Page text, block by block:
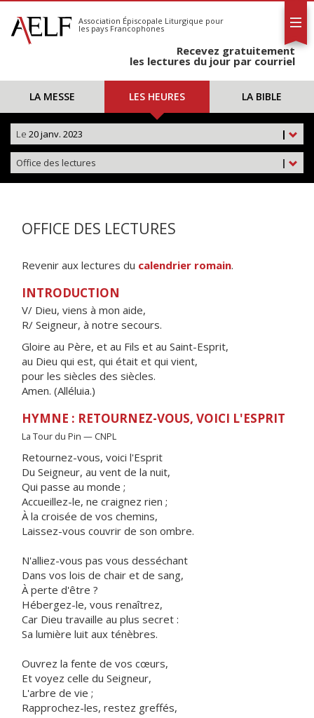
S'abonner
Calendrier
Association Épiscopale Liturgique pour
les pays Francophones
Recevez gratuitement
les lectures du jour par courriel
LA MESSE LES HEURES LA BIBLE
|
Le 20 janv. 2023
|
Office des lectures
OFFICE DES LECTURES
Revenir aux lectures du calendrier romain.
INTRODUCTION
V/ Dieu, viens à mon aide,
R/ Seigneur, à notre secours.
Gloire au Père, et au Fils et au Saint-Esprit,
au Dieu qui est, qui était et qui vient,
pour les siècles des siècles.
Amen. (Alléluia.)
HYMNE : RETOURNEZ-VOUS, VOICI L'ESPRIT
La Tour du Pin — CNPL
Retournez-vous, voici l'Esprit
Du Seigneur, au vent de la nuit,
Qui passe au monde ;
Accueillez-le, ne craignez rien ;
À la croisée de vos chemins,
Laissez-vous couvrir de son ombre.
N'alliez-vous pas vous desséchant
Dans vos lois de chair et de sang,
À perte d'être ?
Hébergez-le, vous renaîtrez,
Car Dieu travaille au plus secret :
Sa lumière luit aux ténèbres.
Ouvrez la fente de vos cœurs,
Et voyez celle du Seigneur,
L'arbre de vie ;
Rapprochez-les, restez greffés,